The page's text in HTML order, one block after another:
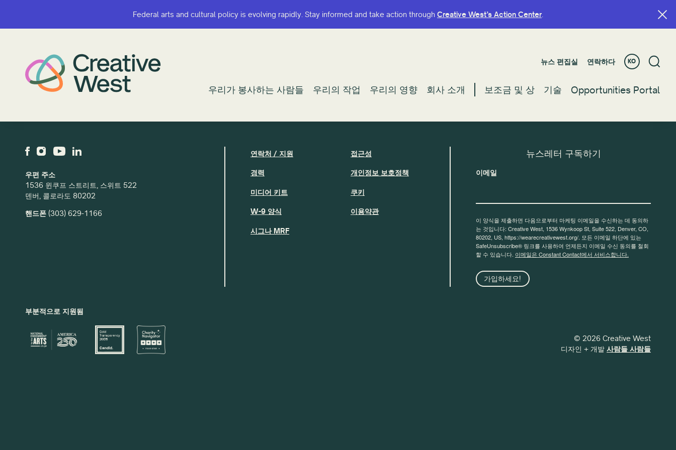
Federal arts and cultural policy is evolving rapidly. Stay informed and take action through Creative West’s Action Center.
뉴스 편집실 연락하다 KO
우리가 봉사하는 사람들 우리의 작업 우리의 영향 회사 소개 보조금 및 상 기술 Opportunities Portal
Federal arts and cultural policy is evolving rapidly. Stay informed and take action through Creative West’s Action Center.
뉴스 편집실 연락하다 KO
우리가 봉사하는 사람들 우리의 작업 우리의 영향 회사 소개 보조금 및 상 기술 Opportunities Portal
우편 주소
1536 윈쿠프 스트리트, 스위트 522
덴버, 콜로라도 80202
핸드폰 (303) 629-1166
연락처 / 지원
경력
미디어 키트
W-9 양식
시그나 MRF
접근성
개인정보 보호정책
쿠키
이용약관
뉴스레터 구독하기
이메일
이 양식을 제출하면 다음으로부터 마케팅 이메일을 수신하는 데 동의하
는 것입니다: Creative West, 1536 Wynkoop St, Suite 522, Denver, CO,
80202, US, https://wearecreativewest.org/. 모든 이메일 하단에 있는
SafeUnsubscribe® 링크를 사용하여 언제든지 이메일 수신 동의를 철회
할 수 있습니다. 이메일은 Constant Contact에서 서비스합니다.
가입하세요!
부분적으로 지원됨
© 2026 Creative West
디자인 + 개발 사람들 사람들